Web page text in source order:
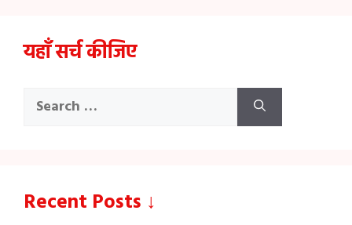
यहाँ सर्च कीजिए
Search
for:
Recent Posts ↓